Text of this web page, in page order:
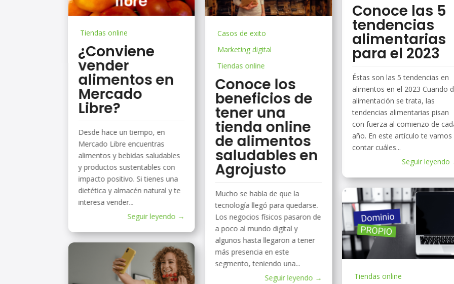
Conoce las 5
tendencias
alimentarias
para el 2023
Éstas son las 5 tendencias en
alimentos en el 2023 Cuando
alimentación se trata, las
tendencias alimentarias pisan
con fuerza al comienzo de
año. En este artículo te vamos
contar cuáles...
Seguir
Casos de exito
Marketing digital
Tiendas online
Conoce los
beneficios de
tener una
tienda online
de alimentos
saludables en
Agrojusto
Mucho se habla de que la
tecnología llegó para quedarse.
Los negocios físicos pasaron de
a poco al mundo digital y
algunos hasta llegaron a tener
más presencia en este
segmento, teniendo una...
Seguir leyendo →
Tiendas online
¿Conviene
vender
alimentos en
Mercado
Libre?
Desde hace un tiempo, en
Mercado Libre encuentras
alimentos y bebidas saludables
y productos sustentables con
impacto positivo. Si tienes una
dietética y almacén natural y te
interesa vender...
Seguir leyendo →
Tiendas online